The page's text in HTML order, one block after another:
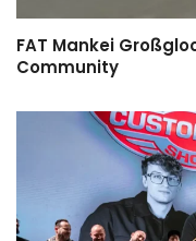
FAT Mankei
Community